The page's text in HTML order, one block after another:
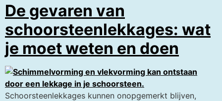
De gevaren van
schoorsteenlekkages: wat
je moet weten en doen
Schoorsteenlekkages kunnen onopgemerkt blijven,